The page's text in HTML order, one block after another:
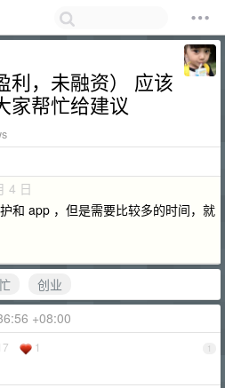
利，未融资） 应该
家帮忙给建议
4 日
和 app ，但是需要比较多的时间，就
创业
+08:00
1
1